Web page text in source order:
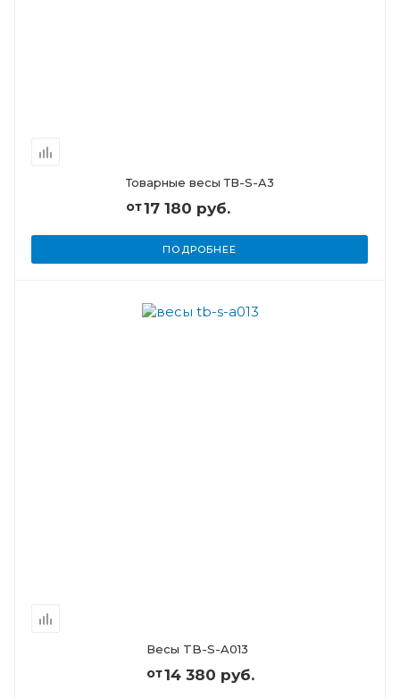
Товарные весы ТВ-S-A3
от17 180 руб.
ПОДРОБНЕЕ
Весы TB-S-A013
от14 380 руб.